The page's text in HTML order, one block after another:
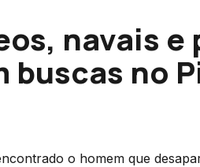
navais e
no
o homem que